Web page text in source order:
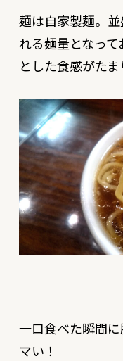
麺は自家製麺。
れる麺量となっ
とした食感がた
一口食べた瞬間
マい！